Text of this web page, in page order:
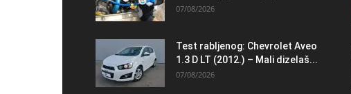
07/08/2026
Test rabljenog: Chevrolet Aveo
1.3 D LT (2012.) – Mali dizelaš...
07/08/2026